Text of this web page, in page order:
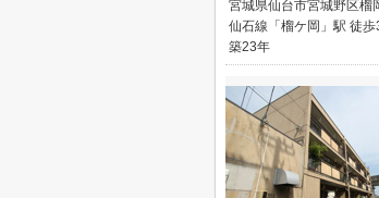
宮城県仙台市宮城野区榴
仙石線「榴ケ岡」駅 徒歩
築23年